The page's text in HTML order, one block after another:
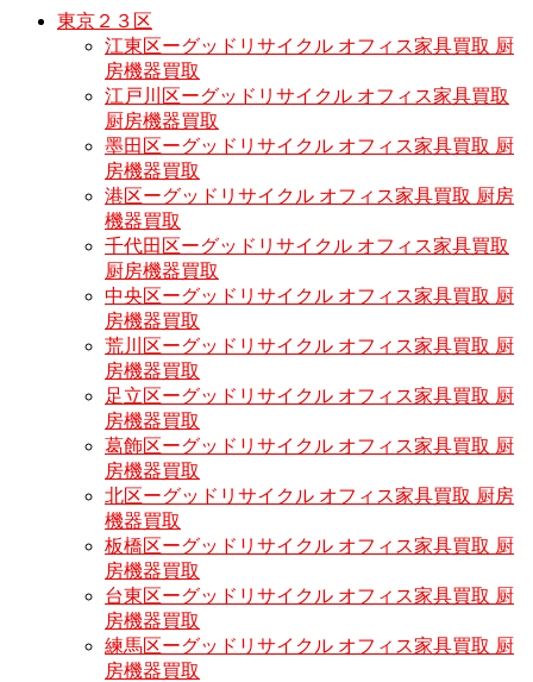
東京２３区
江東区ーグッドリサイクル オフィス家具買取 厨
房機器買取
江戸川区ーグッドリサイクル オフィス家具買取
厨房機器買取
墨田区ーグッドリサイクル オフィス家具買取 厨
房機器買取
港区ーグッドリサイクル オフィス家具買取 厨房
機器買取
千代田区ーグッドリサイクル オフィス家具買取
厨房機器買取
中央区ーグッドリサイクル オフィス家具買取 厨
房機器買取
荒川区ーグッドリサイクル オフィス家具買取 厨
房機器買取
足立区ーグッドリサイクル オフィス家具買取 厨
房機器買取
葛飾区ーグッドリサイクル オフィス家具買取 厨
房機器買取
北区ーグッドリサイクル オフィス家具買取 厨房
機器買取
板橋区ーグッドリサイクル オフィス家具買取 厨
房機器買取
台東区ーグッドリサイクル オフィス家具買取 厨
房機器買取
練馬区ーグッドリサイクル オフィス家具買取 厨
房機器買取